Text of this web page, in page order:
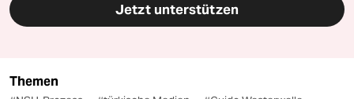
Jetzt unterstützen
Themen